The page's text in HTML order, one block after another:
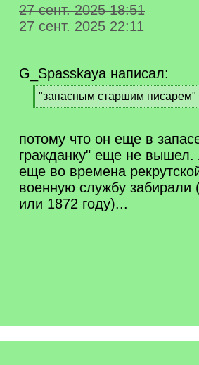
27 сент. 2025 18:51
27 сент. 2025 22:11
G_Spasskaya написал:
[
q
"запасным старшим писарем"
[
q
потому что он еще в
гражданку" еще не вышел.
еще во времена
военную службу забирали
или 1872 году)...